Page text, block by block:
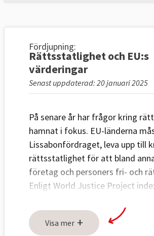
Fördjupning:
Rättsstatlighet och EU:s
värderingar
Senast uppdaterad: 20 januari 2025
På senare år har frågor kring
hamnat i fokus. EU-länderna
Lissabonfördraget, leva upp till
rättsstatlighet för att bland
företag och personers fri- och
Enligt World Justice Project
medan Ungern har lägst grad
länderna, se nedan.
Visa mer +